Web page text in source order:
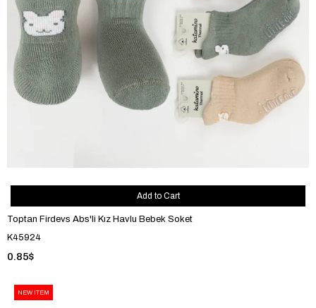
Toptan Firdevs Abs'li Kız Havlu Bebek Soket
K45924
0.85$
Add to Cart
NEW ITEM